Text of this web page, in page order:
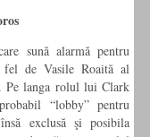
sună alarmă pentru
fel de Vasile Roaită al
Pe langa rolul lui Clark
“lobby” pentru
exclusă şi posibila